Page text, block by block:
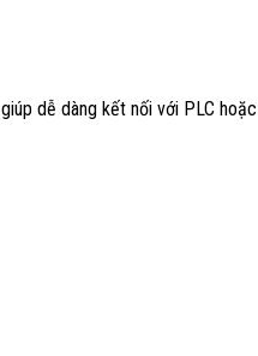
dễ dàng kết nối với PLC